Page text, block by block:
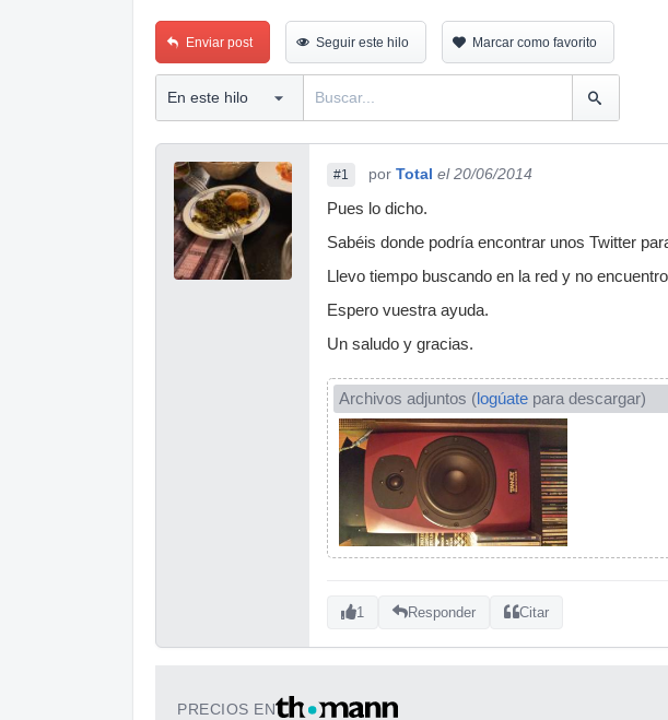
Enviar post Seguir este hilo Marcar como favorito
#1 por Total el 20/06/2014
Pues lo dicho.
Sabéis donde podría encontrar unos Twitter
Llevo tiempo buscando en la red y no
Espero vuestra ayuda.
Un saludo y gracias.
Archivos adjuntos (logúate para descargar)
1 Responder Citar
PRECIOS EN